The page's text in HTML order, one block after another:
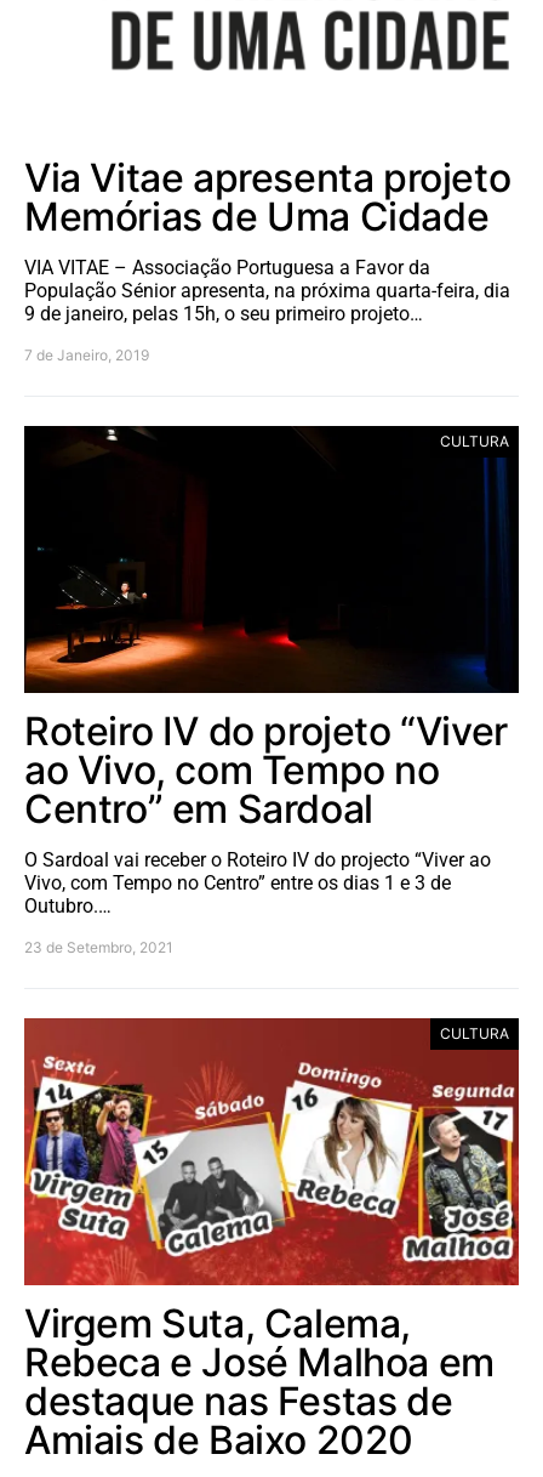
Via Vitae apresenta projeto
Memórias de Uma Cidade
VIA VITAE – Associação Portuguesa a Favor da
População Sénior apresenta, na próxima quarta-feira, dia
9 de janeiro, pelas 15h, o seu primeiro projeto…
7 de Janeiro, 2019
CULTURA
Roteiro IV do projeto “Viver
ao Vivo, com Tempo no
Centro” em Sardoal
O Sardoal vai receber o Roteiro IV do projecto “Viver ao
Vivo, com Tempo no Centro” entre os dias 1 e 3 de
Outubro.…
23 de Setembro, 2021
CULTURA
Virgem Suta, Calema,
Rebeca e José Malhoa em
destaque nas Festas de
Amiais de Baixo 2020